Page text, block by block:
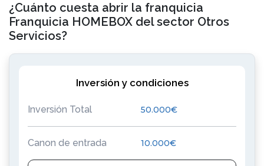
¿Cuánto cuesta abrir la franquicia
Franquicia HOMEBOX del sector Otros
Servicios?
Inversión y condiciones
Inversión Total 50.000€
Canon de entrada 10.000€